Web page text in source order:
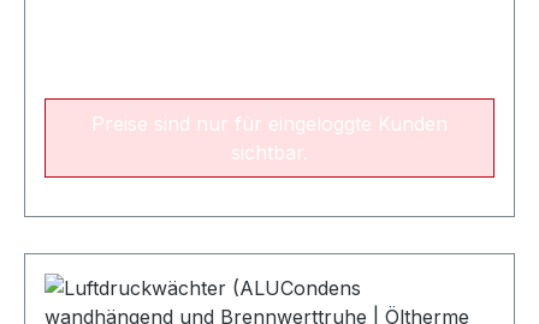
Preise sind nur für eingeloggte Kunden
sichtbar.